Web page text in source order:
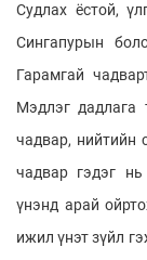
Судлах ёстой,
Сингапурын
Гарамгай
Мэдлэг дадлага
чадвар, нийтийн
чадвар гэдэг нь
үнэнд арай
ижил үнэт зүйл